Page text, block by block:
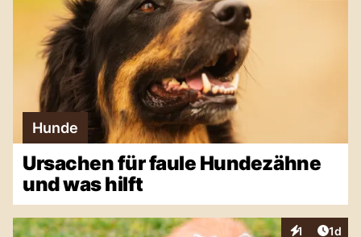
Hunde
Ursachen für faule Hundezähne
und was hilft
1 1d